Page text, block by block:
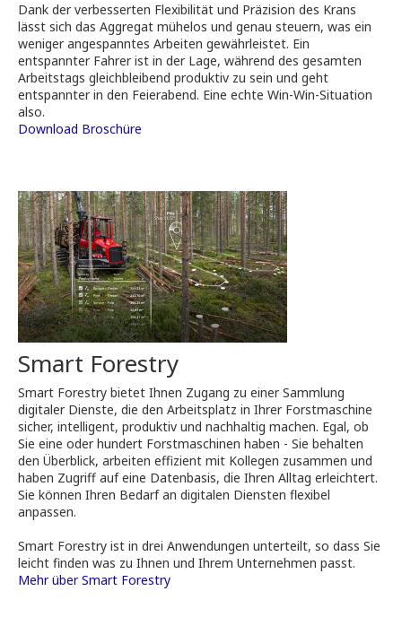
Dank der verbesserten Flexibilität und Präzision des Krans
lässt sich das Aggregat mühelos und genau steuern, was ein
weniger angespanntes Arbeiten gewährleistet. Ein
entspannter Fahrer ist in der Lage, während des gesamten
Arbeitstags gleichbleibend produktiv zu sein und geht
entspannter in den Feierabend. Eine echte Win-Win-Situation
also.
Download Broschüre
Smart Forestry
Smart Forestry bietet Ihnen Zugang zu einer Sammlung
digitaler Dienste, die den Arbeitsplatz in Ihrer Forstmaschine
sicher, intelligent, produktiv und nachhaltig machen. Egal, ob
Sie eine oder hundert Forstmaschinen haben - Sie behalten
den Überblick, arbeiten effizient mit Kollegen zusammen und
haben Zugriff auf eine Datenbasis, die Ihren Alltag erleichtert.
Sie können Ihren Bedarf an digitalen Diensten flexibel
anpassen.
Smart Forestry ist in drei Anwendungen unterteilt, so dass Sie
leicht finden was zu Ihnen und Ihrem Unternehmen passt.
Mehr über Smart Forestry